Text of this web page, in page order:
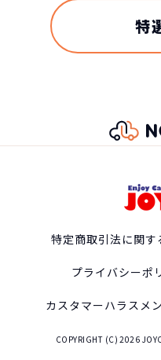
自
特
特定商取引法に関す
プライバシーポ
カスタマーハラスメ
COPYRIGHT (C) 2026